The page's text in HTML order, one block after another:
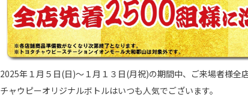
2025年１月５日(日)～１月１３日(月祝)の期間中、ご来場者様全
チャウピーオリジナルボトルはいつも人気でございます。